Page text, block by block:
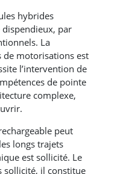
hybrides
dispendieux, par
La
de motorisations est
l’intervention de
de pointe
complexe,
peut
longs trajets
est sollicité. Le
sollicité, il constitue